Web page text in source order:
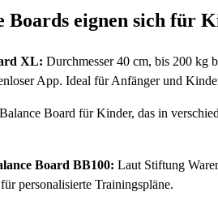
Boards eignen sich für
XL: Durchmesser 40 cm, bis 200 kg
App. Ideal für Anfänger und
Board für Kinder, das in
Board BB100: Laut Stiftung
personalisierte Trainingspläne.